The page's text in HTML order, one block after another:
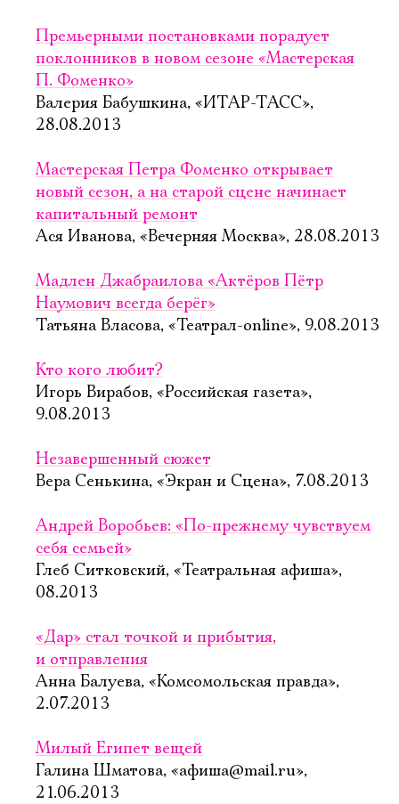
Премьерными постановками порадует
поклонников в новом сезоне «Мастерская
П. Фоменко»
Валерия Бабушкина, «ИТАР-ТАСС»,
28.08.2013
Мастерская Петра Фоменко открывает
новый сезон, а на старой сцене начинает
капитальный ремонт
Ася Иванова, «Вечерняя Москва», 28.08.2013
Мадлен Джабраилова «Актёров Пётр
Наумович всегда берёг»
Татьяна Власова, «Театрал-online», 9.08.2013
Кто кого любит?
Игорь Вирабов, «Российская газета»,
9.08.2013
Незавершенный сюжет
Вера Сенькина, «Экран и Сцена», 7.08.2013
Андрей Воробьев: «По-прежнему чувствуем
себя семьей»
Глеб Ситковский, «Театральная афиша»,
08.2013
«Дар» стал точкой и прибытия,
и отправления
Анна Балуева, «Комсомольская правда»,
2.07.2013
Милый Египет вещей
Галина Шматова, «афиша@mail.ru»,
21.06.2013